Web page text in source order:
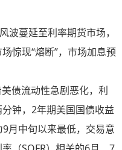
波蔓延至利率期货市场，
惊现“熔断”，市场加息预
债流动性急剧恶化，利
钟，2年期美国国债收益
月中旬以来最低，交易意